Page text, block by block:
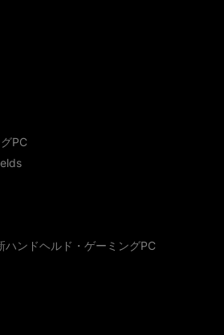
PC
ハンドヘルド・ゲーミングPC